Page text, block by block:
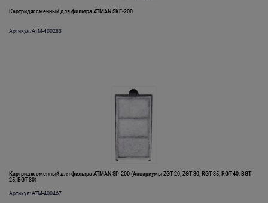
Картридж сменный для фильтра ATMAN SKF-200
Артикул: ATM-400283
Картридж сменный для фильтра ATMAN SP-200 (Аквариумы ZGT-20, ZGT-30, RGT-35, RGT-40, BGT-
25, BGT-30)
Артикул: ATM-400467